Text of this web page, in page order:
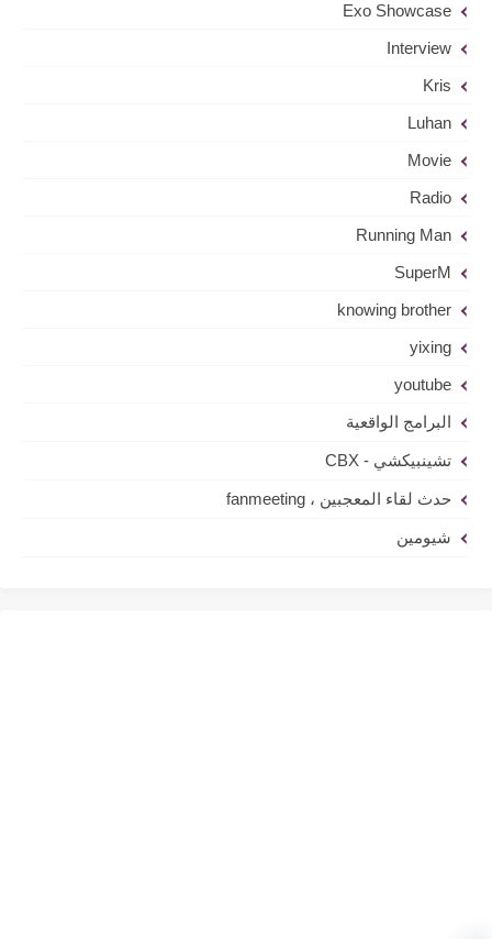
Exo Showcase
Interview
Kris
Luhan
Movie
Radio
Running Man
SuperM
knowing brother
yixing
youtube
البرامج الواقعية
تشينبيكشي - CBX
حدث لقاء المعجبين ، fanmeeting
شيومين